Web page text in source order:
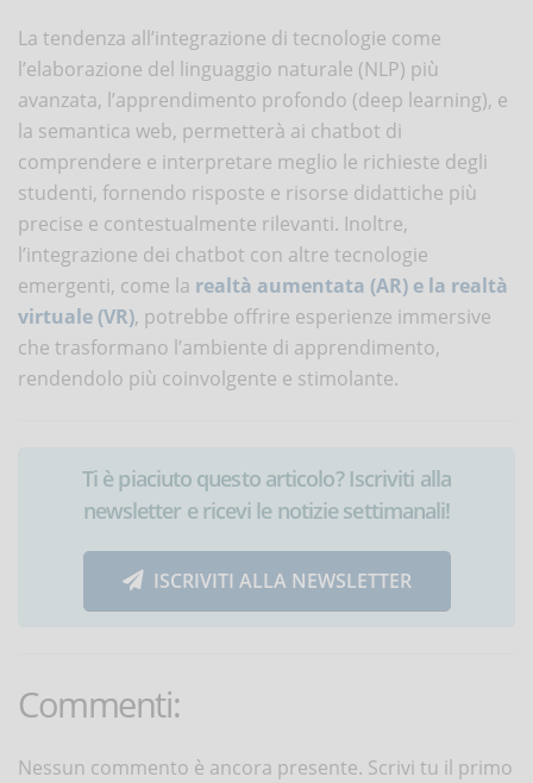
La tendenza all’integrazione di tecnologie come
l’elaborazione del linguaggio naturale (NLP) più
avanzata, l’apprendimento profondo (deep learning), e
la semantica web, permetterà ai chatbot di
comprendere e interpretare meglio le richieste degli
studenti, fornendo risposte e risorse didattiche più
precise e contestualmente rilevanti. Inoltre,
l’integrazione dei chatbot con altre tecnologie
emergenti, come la realtà aumentata (AR) e la realtà
virtuale (VR), potrebbe offrire esperienze immersive
che trasformano l’ambiente di apprendimento,
rendendolo più coinvolgente e stimolante.
Ti è piaciuto questo articolo? Iscriviti alla
newsletter e ricevi le notizie settimanali!
ISCRIVITI ALLA NEWSLETTER
Commenti:
Nessun commento è ancora presente. Scrivi tu il primo